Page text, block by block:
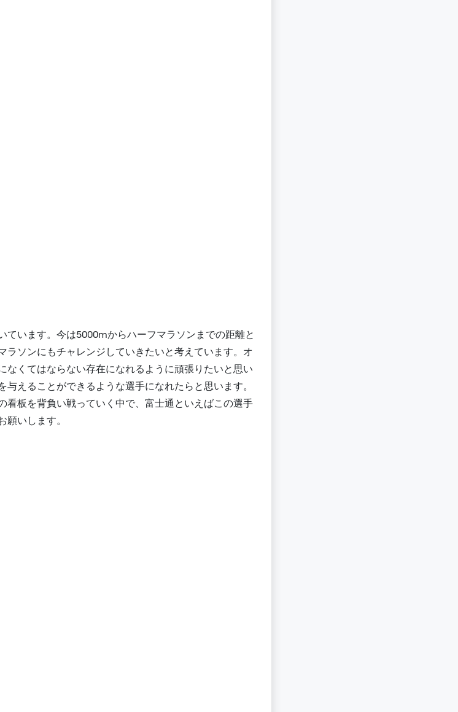
います。今は5000mからハーフマラソンまでの距離と
ソンにもチャレンジしていきたいと考えています。オ
くてはならない存在になれるように頑張りたいと思い
えることができるような選手になれたらと思います。
看板を背負い戦っていく中で、富士通といえばこの選手
いします。